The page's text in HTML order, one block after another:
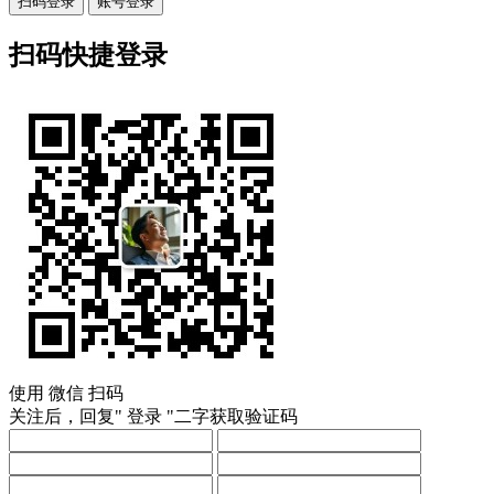
扫码快捷登录
使用 微信 扫码
关注后，回复" 登录 "二字获取验证码